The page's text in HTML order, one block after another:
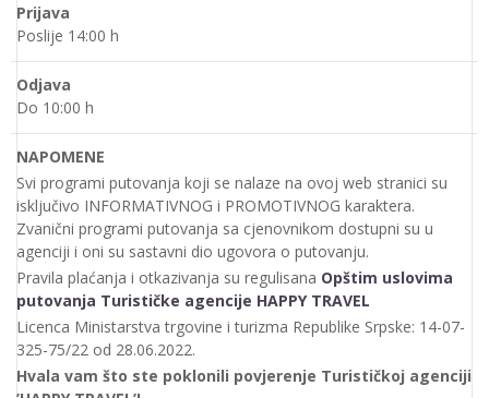
Prijava
Poslije 14:00 h
Odjava
Do 10:00 h
NAPOMENE
Svi programi putovanja koji se nalaze na ovoj web stranici su
isključivo INFORMATIVNOG i PROMOTIVNOG karaktera.
Zvanični programi putovanja sa cjenovnikom dostupni su u
agenciji i oni su sastavni dio ugovora o putovanju.
Pravila plaćanja i otkazivanja su regulisana Opštim uslovima
putovanja Turističke agencije HAPPY TRAVEL
Licenca Ministarstva trgovine i turizma Republike Srpske: 14-07-
325-75/22 od 28.06.2022.
Hvala vam što ste poklonili povjerenje Turističkoj agenciji